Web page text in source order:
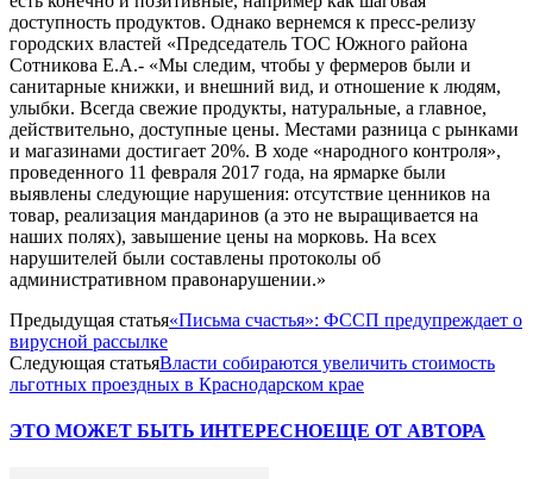
доступность продуктов. Однако вернемся к пресс-релизу
городских властей «Председатель ТОС Южного района
Сотникова Е.А.- «Мы следим, чтобы у фермеров были и
санитарные книжки, и внешний вид, и отношение к людям,
улыбки. Всегда свежие продукты, натуральные, а главное,
действительно, доступные цены. Местами разница с рынками
и магазинами достигает 20%. В ходе «народного контроля»,
проведенного 11 февраля 2017 года, на ярмарке были
выявлены следующие нарушения: отсутствие ценников на
товар, реализация мандаринов (а это не выращивается на
наших полях), завышение цены на морковь. На всех
нарушителей были составлены протоколы об
административном правонарушении.»
Предыдущая статья«Письма счастья»: ФССП предупреждает о
вирусной рассылке
Следующая статьяВласти собираются увеличить стоимость
льготных проездных в Краснодарском крае
ЭТО МОЖЕТ БЫТЬ ИНТЕРЕСНОЕЩЕ ОТ АВТОРА